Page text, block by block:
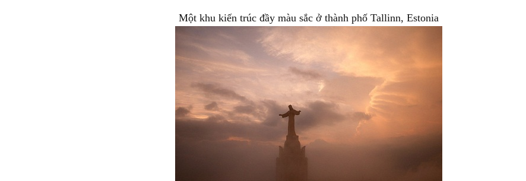
Một khu kiến trúc đầy màu sắc ở thành phố Tallinn, Estonia